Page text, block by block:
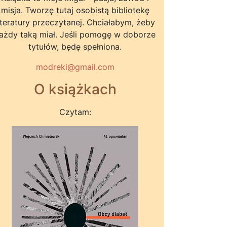
misja. Tworzę tutaj osobistą bibliotekę
przeczytanej. Chciałabym, żeby
taką miał. Jeśli pomogę w doborze
tytułów, będę spełniona.
modreki@gmail.com
O książkach
Czytam: